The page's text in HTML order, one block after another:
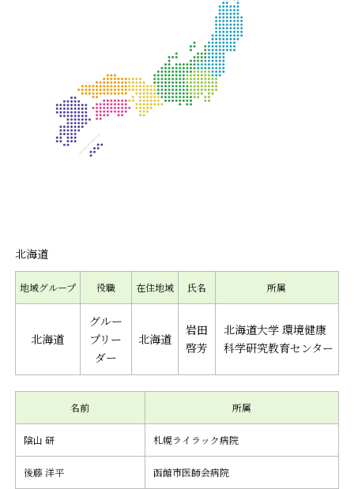
北海道
地域グループ 役職 在住地域 氏名 所属
北海道
グルー
プリー
ダー
北海道
岩田
啓芳
北海道大学 環境健康
科学研究教育センター
名前 所属
陰山 研 札幌ライラック病院
後藤 洋平 函館市医師会病院